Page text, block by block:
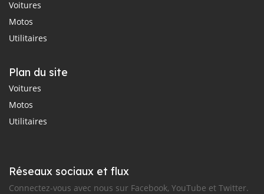
Voitures
Motos
Utilitaires
Plan du site
Voitures
Motos
Utilitaires
Réseaux sociaux et flux
Connectez-vous avec nous sur Facebook, YouTube et Twitter.